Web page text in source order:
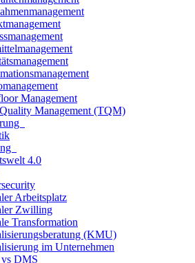
Management
Management (TQM)
4.0
Arbeitsplatz
Zwilling
Transformation
(KMU)
im Unternehmen
DMS